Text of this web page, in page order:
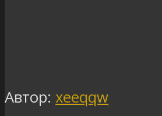
Автор: xeeqqw